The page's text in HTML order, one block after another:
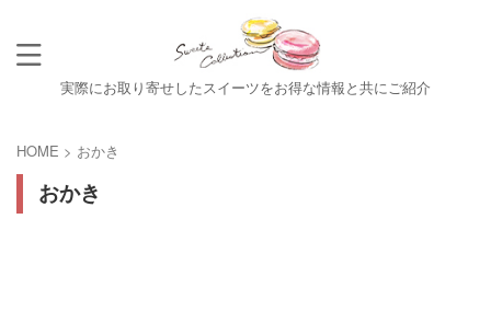
実際にお取り寄せしたスイーツをお得な情報と共にご紹介
HOME > おかき
おかき